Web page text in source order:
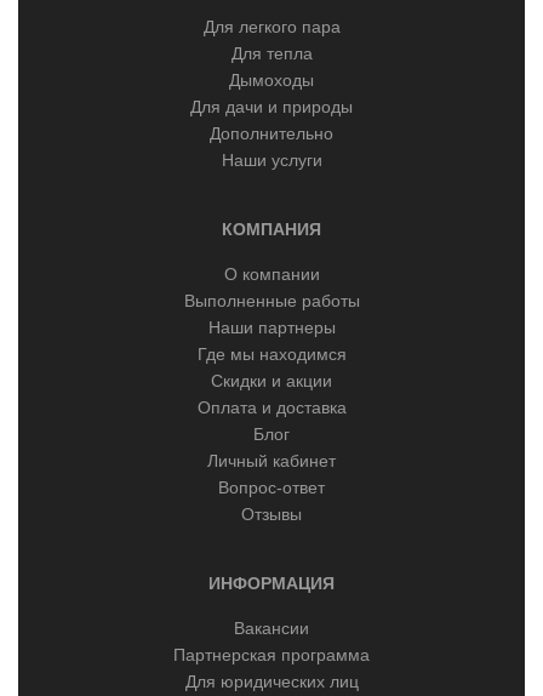
Для легкого пара
Для тепла
Дымоходы
Для дачи и природы
Дополнительно
Наши услуги
КОМПАНИЯ
О компании
Выполненные работы
Наши партнеры
Где мы находимся
Скидки и акции
Оплата и доставка
Блог
Личный кабинет
Вопрос-ответ
Отзывы
ИНФОРМАЦИЯ
Вакансии
Партнерская программа
Для юридических лиц